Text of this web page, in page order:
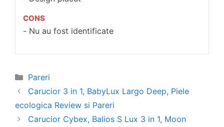
CONS
Nu au fost identificate
Categorii
Pareri
Navigare
în
articol
Carucior 3 in 1, BabyLux Largo Deep, Piele
ecologica Review si Pareri
Carucior Cybex, Balios S Lux 3 in 1, Moon